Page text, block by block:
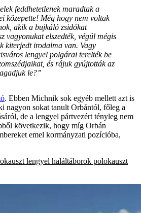
feddhetetlenek maradtak a
közepette! Még hogy nem voltak
akik a bujkáló zsidókat
vagyonukat elszedték, végül mégis
kiterjedt irodalma van. Vagy
lengyel polgárai terelték be
és rájuk gyújtották az
le?”
. Ebben Michnik sok egyéb mellett azt is
nagyon sokat tanult Orbántól, főleg a
de a lengyel pártvezért tényleg nem
következik, hogy míg Orbán
emel kormányzati pozícióba,
lengyel haláltáborok polokauszt